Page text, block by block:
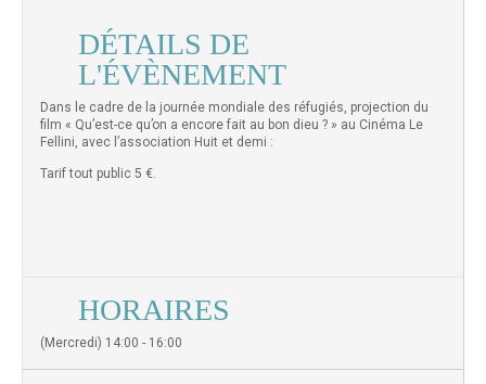
DÉTAILS DE
L'ÉVÈNEMENT
Dans le cadre de la journée mondiale des réfugiés, projection du
film « Qu’est-ce qu’on a encore fait au bon dieu ? » au Cinéma Le
Fellini, avec l’association Huit et demi :
Tarif tout public 5 €.
HORAIRES
(Mercredi) 14:00 - 16:00